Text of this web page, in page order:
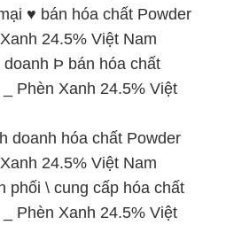
♥ bán hóa chất Powder
24.5% Việt Nam
Þ bán hóa chất
Phèn Xanh 24.5% Việt
doanh hóa chất Powder
24.5% Việt Nam
phối \ cung cấp hóa chất
Phèn Xanh 24.5% Việt